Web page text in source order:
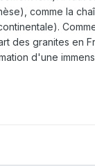
comme la
des granites en
d'une